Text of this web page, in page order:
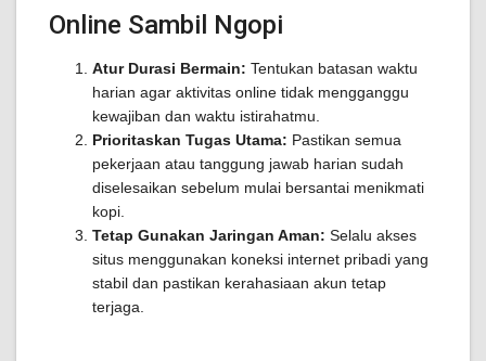
Online Sambil Ngopi
Atur Durasi Bermain: Tentukan batasan waktu
harian agar aktivitas online tidak mengganggu
kewajiban dan waktu istirahatmu.
Prioritaskan Tugas Utama: Pastikan semua
pekerjaan atau tanggung jawab harian sudah
diselesaikan sebelum mulai bersantai menikmati
kopi.
Tetap Gunakan Jaringan Aman: Selalu akses
situs menggunakan koneksi internet pribadi yang
stabil dan pastikan kerahasiaan akun tetap
terjaga.